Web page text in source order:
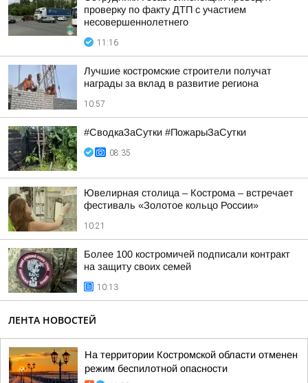
проверку по факту ДТП с участием
несовершеннолетнего
11:16
Лучшие костромские строители получат
награды за вклад в развитие региона
10:57
#СводкаЗаСутки #ПожарыЗаСутки
08:35
Ювелирная столица – Кострома – встречает
фестиваль «Золотое кольцо России»
10:21
Более 100 костромичей подписали контракт
на защиту своих семей
10:13
ЛЕНТА НОВОСТЕЙ
На территории Костромской области отменен
режим беспилотной опасности